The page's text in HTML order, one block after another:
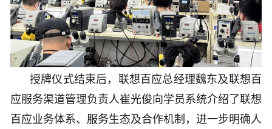
授牌仪式结束后，联想百应总经理魏东及联想百
应服务渠道管理负责人崔光俊向学员系统介绍了联想
百应业务体系、服务生态及合作机制，进一步明确人